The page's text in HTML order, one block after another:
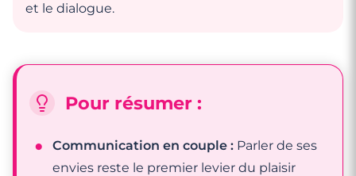
et le dialogue.
Pour résumer :
Communication en couple :Parler de ses
envies reste le premier levier du plaisir